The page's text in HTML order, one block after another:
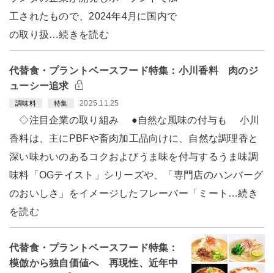
工されたもので、2024年4月に国内で
の取り扱…続きを読む
代替食・プラントベースフード特集：小川香料 肉のジ
ューシー追求
調味料 特集 2025.11.25
◇注目企業の取り組み ●自然な風味の付与も 小川
香料は、主にPBFや畜肉加工品向けに、自然な調理香と
深い味わいのあるコクおよびうま味を付与するうま味調
味料「OGテイスト」シリーズや、「専門店のハンバーグ
のおいしさ」をイメージしたフレーバー「ミート…続き
を読む
代替食・プラントベースフード特集：
模倣から独自価値へ 再現性、近年中